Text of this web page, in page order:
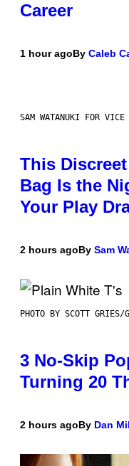
Career
1 hour agoBy Caleb
SAM WATANUKI FOR VICE
This
Bag Is the
Your Play
2 hours agoBy Sam
PHOTO BY SCOTT GRIES/
3 No-Skip
Turning 20
2 hours agoBy Dan